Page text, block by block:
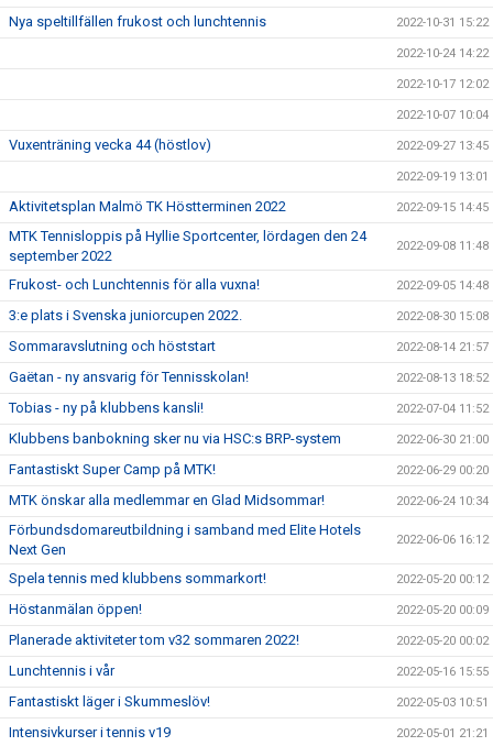
Nya speltillfällen frukost och lunchtennis 2022-10-31 15:22
2022-10-24 14:22
2022-10-17 12:02
2022-10-07 10:04
Vuxenträning vecka 44 (höstlov) 2022-09-27 13:45
2022-09-19 13:01
Aktivitetsplan Malmö TK Höstterminen 2022 2022-09-15 14:45
MTK Tennisloppis på Hyllie Sportcenter, lördagen den 24
september 2022
2022-09-08 11:48
Frukost- och Lunchtennis för alla vuxna! 2022-09-05 14:48
3:e plats i Svenska juniorcupen 2022. 2022-08-30 15:08
Sommaravslutning och höststart 2022-08-14 21:57
Gaëtan - ny ansvarig för Tennisskolan! 2022-08-13 18:52
Tobias - ny på klubbens kansli! 2022-07-04 11:52
Klubbens banbokning sker nu via HSC:s BRP-system 2022-06-30 21:00
Fantastiskt Super Camp på MTK! 2022-06-29 00:20
MTK önskar alla medlemmar en Glad Midsommar! 2022-06-24 10:34
Förbundsdomareutbildning i samband med Elite Hotels
Next Gen
2022-06-06 16:12
Spela tennis med klubbens sommarkort! 2022-05-20 00:12
Höstanmälan öppen! 2022-05-20 00:09
Planerade aktiviteter tom v32 sommaren 2022! 2022-05-20 00:02
Lunchtennis i vår 2022-05-16 15:55
Fantastiskt läger i Skummeslöv! 2022-05-03 10:51
Intensivkurser i tennis v19 2022-05-01 21:21